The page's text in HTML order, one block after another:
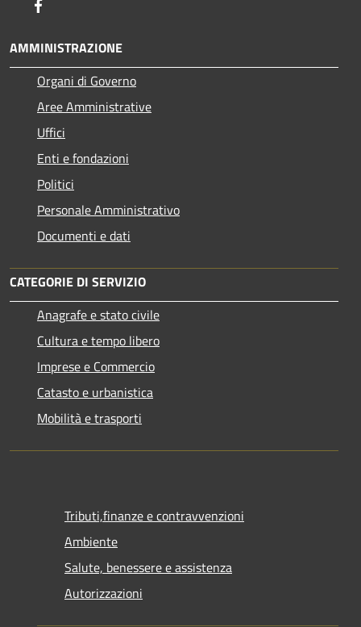
AMMINISTRAZIONE
Organi di Governo
Aree Amministrative
Uffici
Enti e fondazioni
Politici
Personale Amministrativo
Documenti e dati
CATEGORIE DI SERVIZIO
Anagrafe e stato civile
Cultura e tempo libero
Imprese e Commercio
Catasto e urbanistica
Mobilità e trasporti
Tributi,finanze e contravvenzioni
Ambiente
Salute, benessere e assistenza
Autorizzazioni